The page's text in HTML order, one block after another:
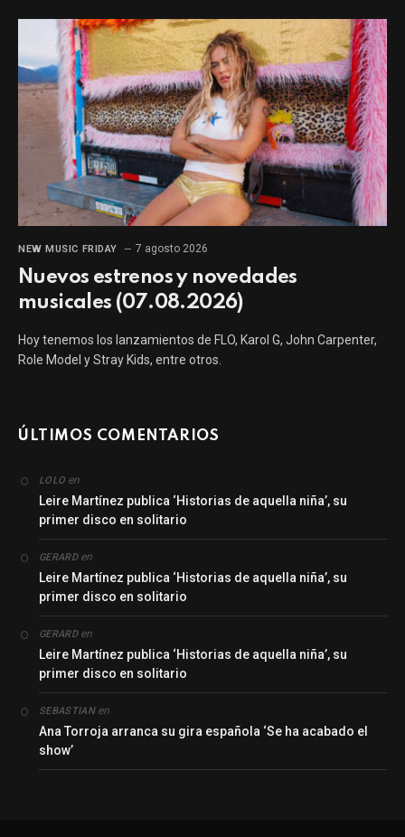
NEW MUSIC FRIDAY 7 agosto 2026
Nuevos estrenos y novedades
musicales (07.08.2026)
Hoy tenemos los lanzamientos de FLO, Karol G, John Carpenter,
Role Model y Stray Kids, entre otros.
ÚLTIMOS COMENTARIOS
LOLO en
Leire Martínez publica ‘Historias de aquella niña’, su
primer disco en solitario
GERARDen
Leire Martínez publica ‘Historias de aquella niña’, su
primer disco en solitario
GERARDen
Leire Martínez publica ‘Historias de aquella niña’, su
primer disco en solitario
SEBASTIANen
Ana Torroja arranca su gira española ‘Se ha acabado el
show’